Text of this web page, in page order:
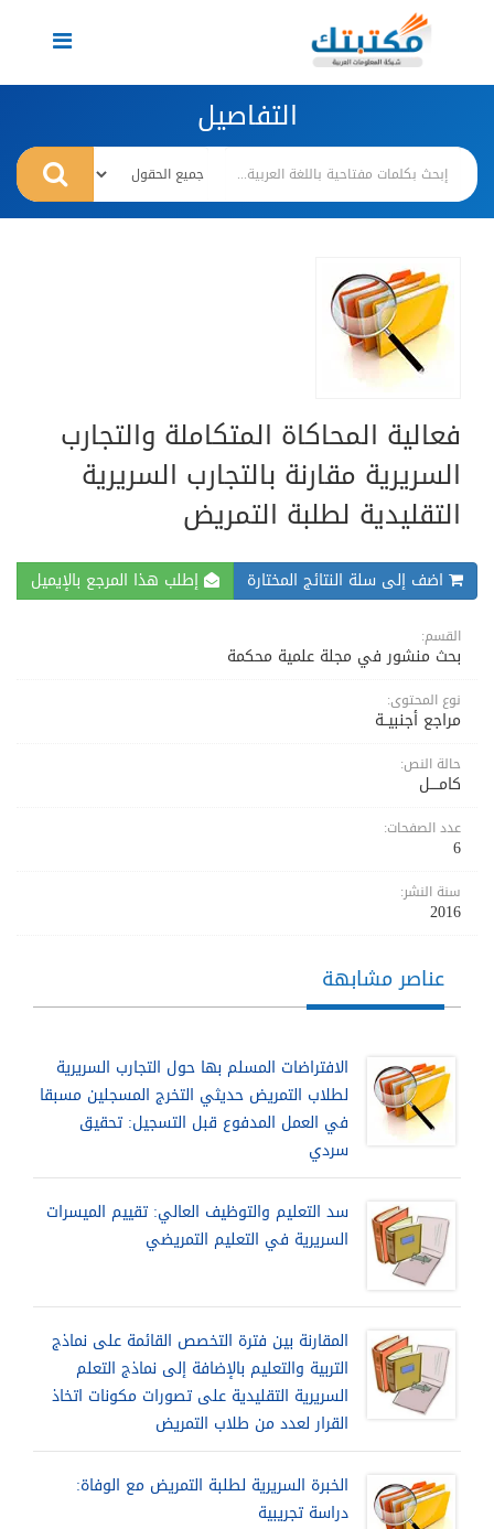
Toggle
navigation
التفاصيل
فعالية المحاكاة المتكاملة والتجارب
السريرية مقارنة بالتجارب السريرية
التقليدية لطلبة التمريض
اضف إلى سلة النتائج المختارة إطلب هذا المرجع بالإيميل
القسم:
بحث منشور في مجلة علمية محكمة
نوع المحتوى:
مراجع أجنبيــة
حالة النص:
كامــــل
عدد الصفحات:
6
سنة النشر:
2016
عناصر مشابهة
الافتراضات المسلم بها حول التجارب السريرية
لطلاب التمريض حديثي التخرج المسجلين مسبقا
في العمل المدفوع قبل التسجيل: تحقيق
سردي
سد التعليم والتوظيف العالي: تقييم الميسرات
السريرية في التعليم التمريضي
المقارنة بين فترة التخصص القائمة على نماذج
التربية والتعليم بالإضافة إلى نماذج التعلم
السريرية التقليدية على تصورات مكونات اتخاذ
القرار لعدد من طلاب التمريض
الخبرة السريرية لطلبة التمريض مع الوفاة:
دراسة تجريبية